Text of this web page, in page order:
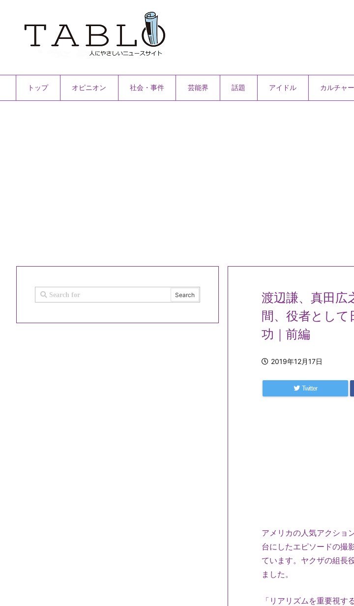
トップ オピニオン 社会・事件 芸能界 話題 アイドル カルチャー
渡辺謙、真田
間、役者とし
功｜前編
2019年12月17日
Twitter
アメリカの人気アクショ
台にしたエピソードの撮
ています。ヤクザの組長
ました。
「リアリズムを重要視